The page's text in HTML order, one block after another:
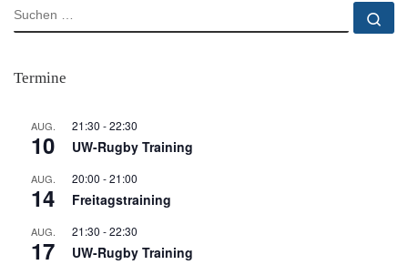
SUCHE
Termine
AUG.
10
21:30 -22:30
UW-Rugby Training
AUG.
14
20:00 -21:00
Freitagstraining
AUG.
17
21:30 -22:30
UW-Rugby Training